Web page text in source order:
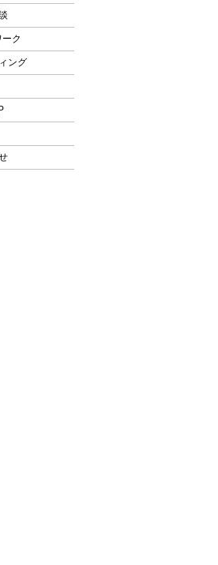
ク
ング